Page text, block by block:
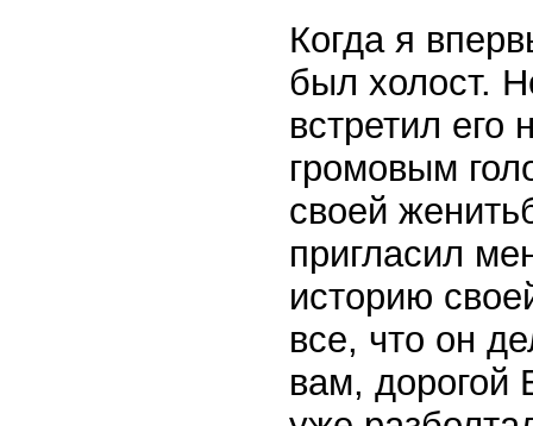
Когда я
был холост.
встретил
громовым
своей
пригласил
историю
все, что он
вам, дорогой